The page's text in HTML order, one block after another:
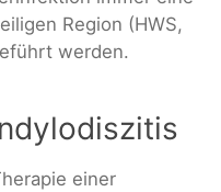
Region (HWS,
werden.
einer